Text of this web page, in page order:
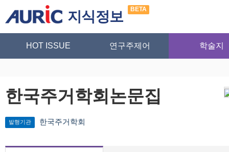
지식정보 BETA
HOT ISSUE 연구주제어 학술지
한국주거학회논문집
발행기관 한국주거학회